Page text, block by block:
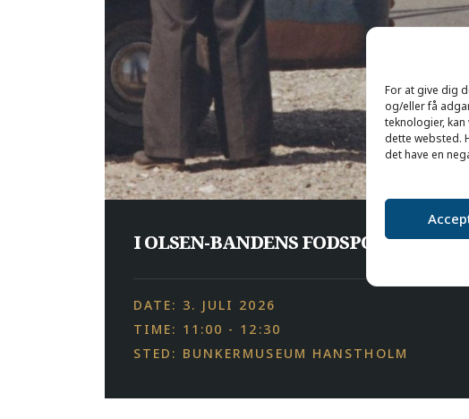
For at give dig
og/eller få
teknologier,
dette websted.
det have en
I OLSEN-BANDENS FODSPOR I
DATE: 3. JULI 2026
TIME: 11:00 - 12:30
STED: BUNKERMUSEUM HANSTHOLM